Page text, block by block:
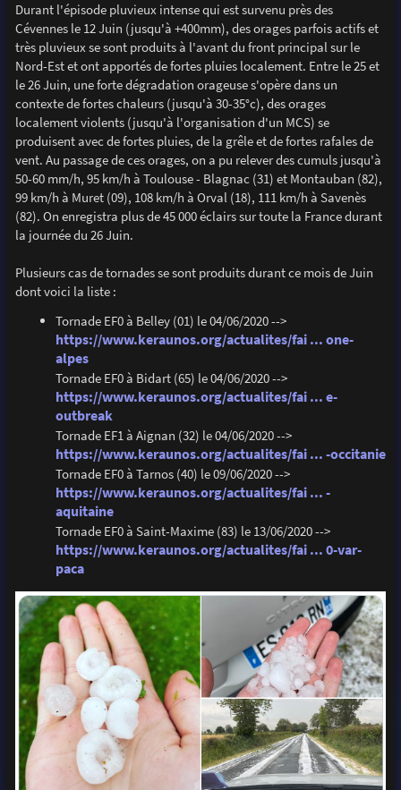
Durant l'épisode pluvieux intense qui est survenu près des
Cévennes le 12 Juin (jusqu'à +400mm), des orages parfois actifs et
très pluvieux se sont produits à l'avant du front principal sur le
Nord-Est et ont apportés de fortes pluies localement. Entre le 25 et
le 26 Juin, une forte dégradation orageuse s'opère dans un
contexte de fortes chaleurs (jusqu'à 30-35°c), des orages
localement violents (jusqu'à l'organisation d'un MCS) se
produisent avec de fortes pluies, de la grêle et de fortes rafales de
vent. Au passage de ces orages, on a pu relever des cumuls jusqu'à
50-60 mm/h, 95 km/h à Toulouse - Blagnac (31) et Montauban (82),
99 km/h à Muret (09), 108 km/h à Orval (18), 111 km/h à Savenès
(82). On enregistra plus de 45 000 éclairs sur toute la France durant
la journée du 26 Juin.
Plusieurs cas de tornades se sont produits durant ce mois de Juin
dont voici la liste :
Tornade EF0 à Belley (01) le 04/06/2020 -->
https://www.keraunos.org/actualites/fai ... one-
alpes
Tornade EF0 à Bidart (65) le 04/06/2020 -->
https://www.keraunos.org/actualites/fai ... e-
outbreak
Tornade EF1 à Aignan (32) le 04/06/2020 -->
https://www.keraunos.org/actualites/fai ... -occitanie
Tornade EF0 à Tarnos (40) le 09/06/2020 -->
https://www.keraunos.org/actualites/fai ... -
aquitaine
Tornade EF0 à Saint-Maxime (83) le 13/06/2020 -->
https://www.keraunos.org/actualites/fai ... 0-var-
paca